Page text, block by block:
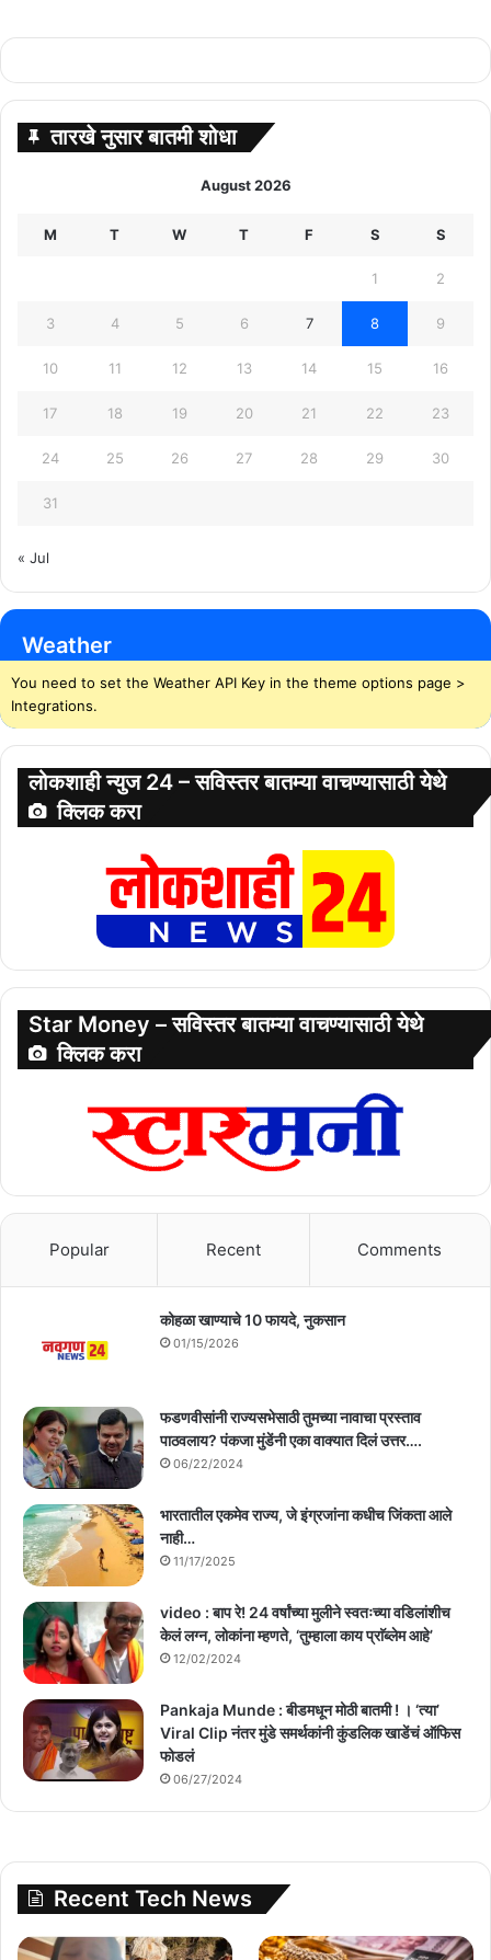
तारखे नुसार बातमी शोधा
August 2026
M T W T F S S
1 2
3 4 5 6 7 8 9
10 11 12 13 14 15 16
17 18 19 20 21 22 23
24 25 26 27 28 29 30
31
« Jul
Weather
You need to set the Weather API Key in the theme options page >
Integrations.
लोकशाही न्युज 24 – सविस्तर बातम्या वाचण्यासाठी येथे
क्लिक करा
Star Money – सविस्तर बातम्या वाचण्यासाठी येथे
क्लिक करा
Popular Recent Comments
कोहळा खाण्याचे 10 फायदे, नुकसान
01/15/2026
फडणवीसांनी राज्यसभेसाठी तुमच्या नावाचा प्रस्ताव
पाठवलाय? पंकजा मुंडेंनी एका वाक्यात दिलं उत्तर….
06/22/2024
भारतातील एकमेव राज्य, जे इंग्रजांना कधीच जिंकता आले
नाही…
11/17/2025
video : बाप रे! 24 वर्षांच्या मुलीने स्वतःच्या वडिलांशीच
केलं लग्न, लोकांना म्हणते, ‘तुम्हाला काय प्राॅब्लेम आहे’
12/02/2024
Pankaja Munde : बीडमधून मोठी बातमी ! । ‘त्या’
Viral Clip नंतर मुंडे समर्थकांनी कुंडलिक खाडेंचं ऑफिस
फोडलं
06/27/2024
Recent Tech News